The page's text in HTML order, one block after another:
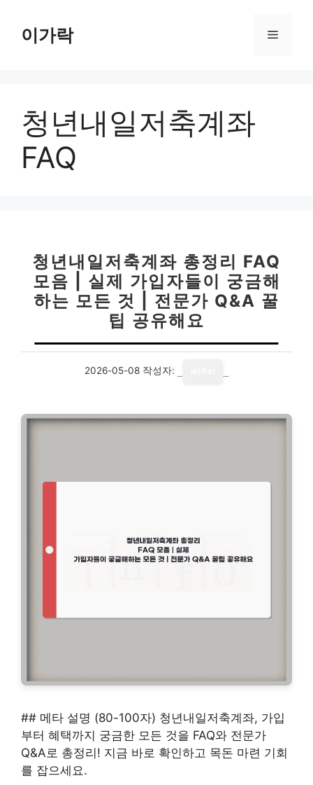
이가락 메
청년내일저축계좌
FAQ
청년내일저축계좌 총정리 FAQ
모음 | 실제 가입자들이 궁금해
하는 모든 것 | 전문가 Q&A 꿀
팁 공유해요
2026-05-08 작성자:
## 메타 설명 (80-100자) 청년내일저축계좌, 가입
부터 혜택까지 궁금한 모든 것을 FAQ와 전문가
Q&A로 총정리! 지금 바로 확인하고 목돈 마련 기회
를 잡으세요.